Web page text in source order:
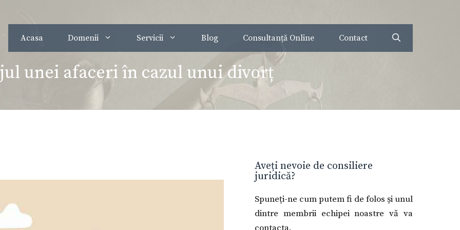
Acasa Domenii Servicii Blog Consultanță Online Contact
unei afaceri în cazul unui divorț
Aveți nevoie de consiliere
juridică?
Spuneți-ne cum putem fi de folos și unul
dintre membrii echipei noastre vă va